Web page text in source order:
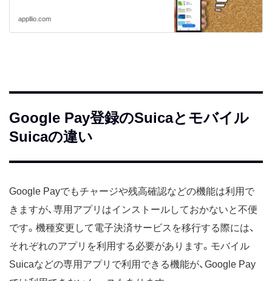
appllio.com
Google Pay登録のSuicaとモバイル
Suicaの違い
Google Payでもチャージや残高確認などの機能は利用で
きますが、専用アプリはインストールしておかないと不便
です。機種変更して電子決済サービスを移行する際には、
それぞれのアプリを利用する必要があります。モバイル
Suicaなどの専用アプリで利用できる機能が、Google Pay